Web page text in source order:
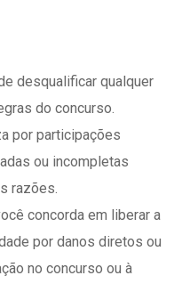
desqualificar qualquer
do concurso.
por participações
ou incompletas
razões.
concorda em liberar a
por danos diretos ou
no concurso ou à